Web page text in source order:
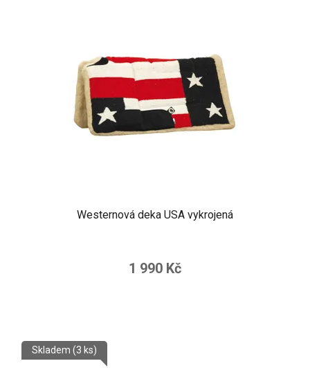
Westernová deka USA vykrojená
1 990 Kč
Skladem (3 ks)